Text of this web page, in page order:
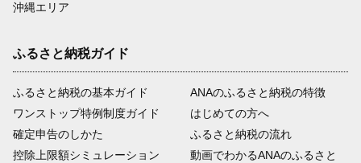
沖縄エリア
ふるさと納税ガイド
ふるさと納税の基本ガイド
ワンストップ特例制度ガイド
確定申告のしかた
控除上限額シミュレーション
ANAのふるさと納税の特徴
はじめての方へ
ふるさと納税の流れ
動画でわかるANAのふるさと